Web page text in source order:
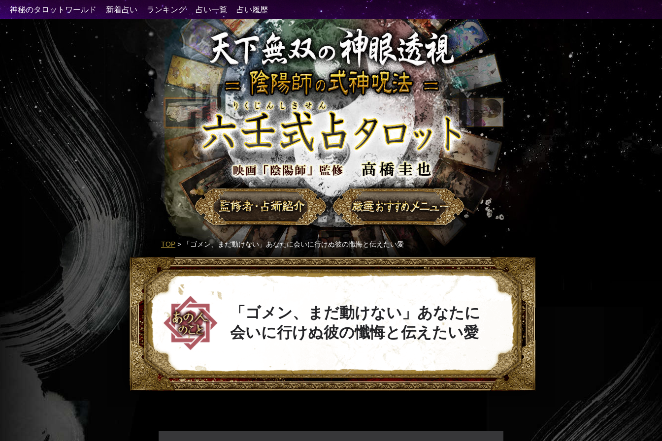
TOP > 「ゴメン、まだ動けない」あなたに会いに行けぬ彼の懺悔と伝えたい愛
「ゴメン、まだ動けない」あなたに
会いに行けぬ彼の懺悔と伝えたい愛